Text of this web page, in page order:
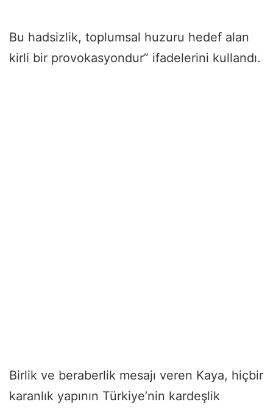
Bu hadsizlik, toplumsal huzuru hedef alan
kirli bir provokasyondur” ifadelerini kullandı.
Birlik ve beraberlik mesajı veren Kaya, hiçbir
karanlık yapının Türkiye’nin kardeşlik